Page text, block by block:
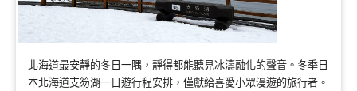
北海道最安靜的冬日一隅，靜得都能聽見冰濤融化的聲音。冬季日
本北海道支笏湖一日遊行程安排，僅獻給喜愛小眾漫遊的旅行者。